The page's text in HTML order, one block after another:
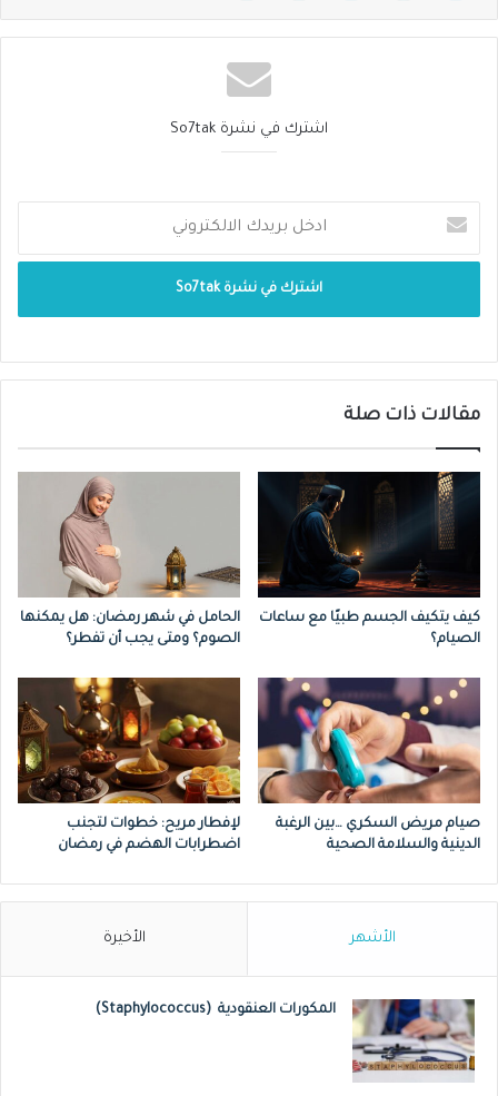
الدهون الضارة من الجسم.
اشترك في نشرة So7tak
مقالات ذات صلة
كيف يتكيف الجسم طبيًا مع ساعات
الصيام؟
الحامل في شهر رمضان: هل يمكنها
الصوم؟ ومتى يجب أن تفطر؟
صيام مريض السكري …بين الرغبة
الدينية والسلامة الصحية
لإفطار مريح: خطوات لتجنب
اضطرابات الهضم في رمضان
الأشهر الأخيرة
المكورات العنقودية (Staphylococcus)